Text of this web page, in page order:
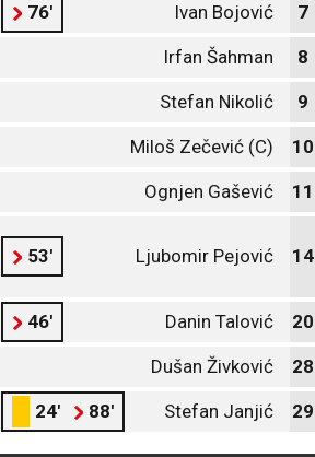
76' Ivan Bojović 7
Irfan Šahman 8
Stefan Nikolić 9
Miloš Zečević (C) 10
Ognjen Gašević 11
53' Ljubomir Pejović 14
46' Danin Talović 20
Dušan Živković 28
24' 88' Stefan Janjić 29